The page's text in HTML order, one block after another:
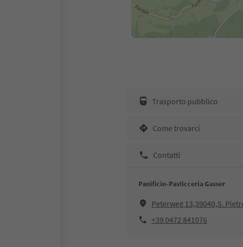
Trasporto pubblico
Come trovarci
Contatti
Panificio-Pasticceria Gasser
Peterweg 13,39040,S.
+39 0472 841076